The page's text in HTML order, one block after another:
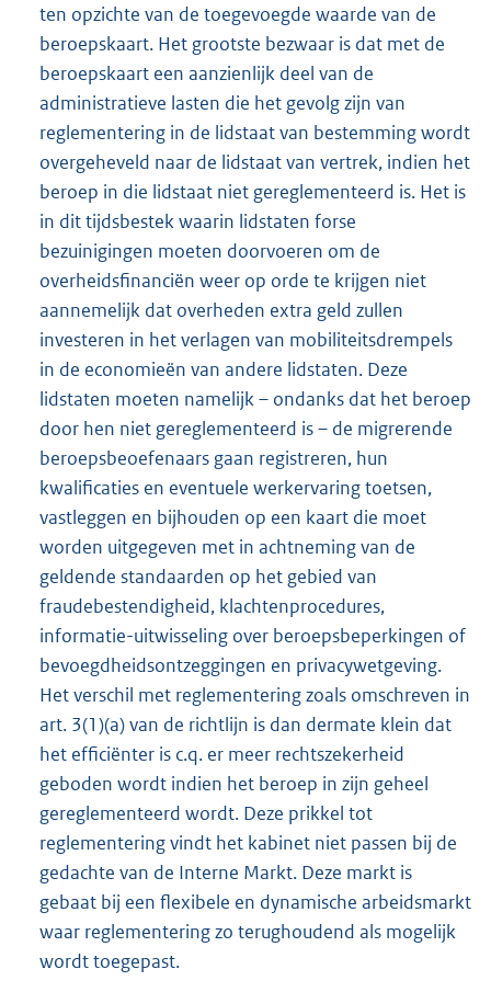
ten opzichte van de toegevoegde waarde van de
beroepskaart. Het grootste bezwaar is dat met de
beroepskaart een aanzienlijk deel van de
administratieve lasten die het gevolg zijn van
reglementering in de lidstaat van bestemming wordt
overgeheveld naar de lidstaat van vertrek, indien het
beroep in die lidstaat niet gereglementeerd is. Het is
in dit tijdsbestek waarin lidstaten forse
bezuinigingen moeten doorvoeren om de
overheidsfinanciën weer op orde te krijgen niet
aannemelijk dat overheden extra geld zullen
investeren in het verlagen van mobiliteitsdrempels
in de economieën van andere lidstaten. Deze
lidstaten moeten namelijk – ondanks dat het beroep
door hen niet gereglementeerd is – de migrerende
beroepsbeoefenaars gaan registreren, hun
kwalificaties en eventuele werkervaring toetsen,
vastleggen en bijhouden op een kaart die moet
worden uitgegeven met in achtneming van de
geldende standaarden op het gebied van
fraudebestendigheid, klachtenprocedures,
informatie-uitwisseling over beroepsbeperkingen of
bevoegdheidsontzeggingen en privacywetgeving.
Het verschil met reglementering zoals omschreven in
art. 3(1)(a) van de richtlijn is dan dermate klein dat
het efficiënter is c.q. er meer rechtszekerheid
geboden wordt indien het beroep in zijn geheel
gereglementeerd wordt. Deze prikkel tot
reglementering vindt het kabinet niet passen bij de
gedachte van de Interne Markt. Deze markt is
gebaat bij een flexibele en dynamische arbeidsmarkt
waar reglementering zo terughoudend als mogelijk
wordt toegepast.